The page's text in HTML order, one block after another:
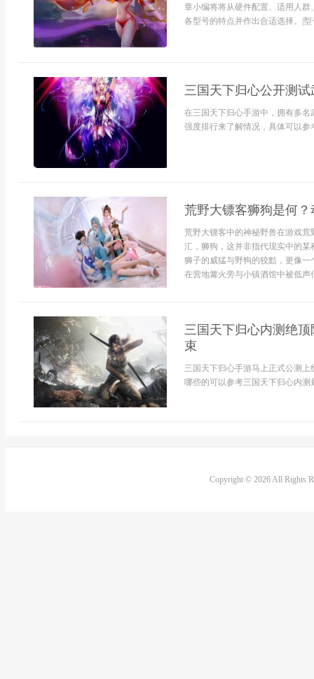
章小编将将从硬件配置、适用人
各型号的特点并作出合适选择。|型
三国天下归心公开测
在三国天下归心手游中，拥有多
强度排行来了解情况，具体可以
荒野大镖客狮狗是何
荒野大镖客中的神秘野兽在游戏
汇，狮狗，这并非指代现实中的
狮子的威猛与野狗的狡黠，更像
在营地篝火旁与小镇酒馆中被低声
三国天下归心内测绝
束
三国天下归心手游马上正式公测
哪些的可以参考三国天下归心内测
Copyright © 2026 All Rights